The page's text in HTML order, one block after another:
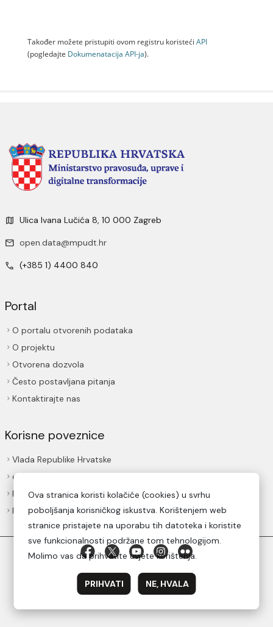
Također možete pristupiti ovom registru koristeći API
(pogledajte Dokumenаtаcijа API-jа).